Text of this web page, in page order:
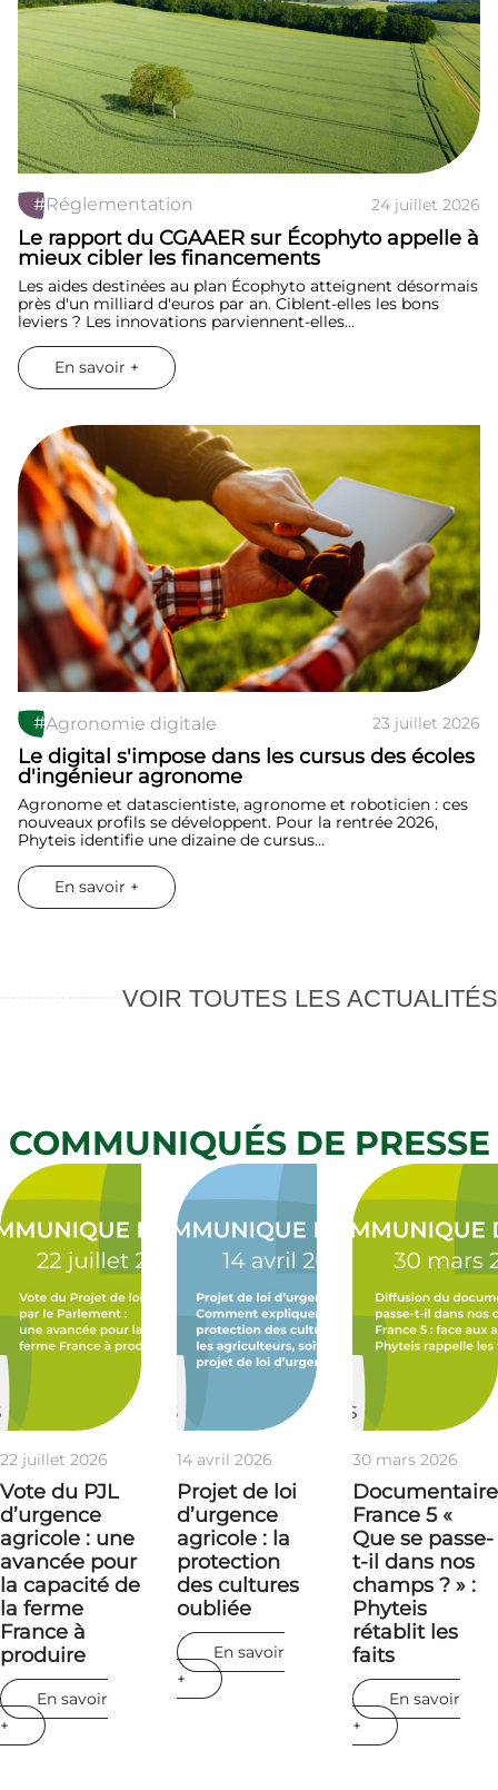
#Réglementation 24 juillet 2026
Le rapport du CGAAER sur Écophyto appelle à
mieux cibler les financements
Les aides destinées au plan Écophyto atteignent désormais
près d'un milliard d'euros par an. Ciblent-elles les bons
leviers ? Les innovations parviennent-elles…
En savoir +
#Agronomie digitale 23 juillet 2026
Le digital s'impose dans les cursus des écoles
d'ingénieur agronome
Agronome et datascientiste, agronome et roboticien : ces
nouveaux profils se développent. Pour la rentrée 2026,
Phyteis identifie une dizaine de cursus…
En savoir +
VOIR TOUTES LES ACTUALITÉS
COMMUNIQUÉS DE PRESSE
22 juillet 2026
Vote du PJL
d’urgence
agricole : une
avancée pour
la capacité de
la ferme
France à
produire
En savoir
+
14 avril 2026
Projet de loi
d’urgence
agricole : la
protection
des cultures
oubliée
En savoir
+
30 mars 2026
Documentaire
France 5 «
Que se passe-
t-il dans nos
champs ? » :
Phyteis
rétablit les
faits
En savoir
+